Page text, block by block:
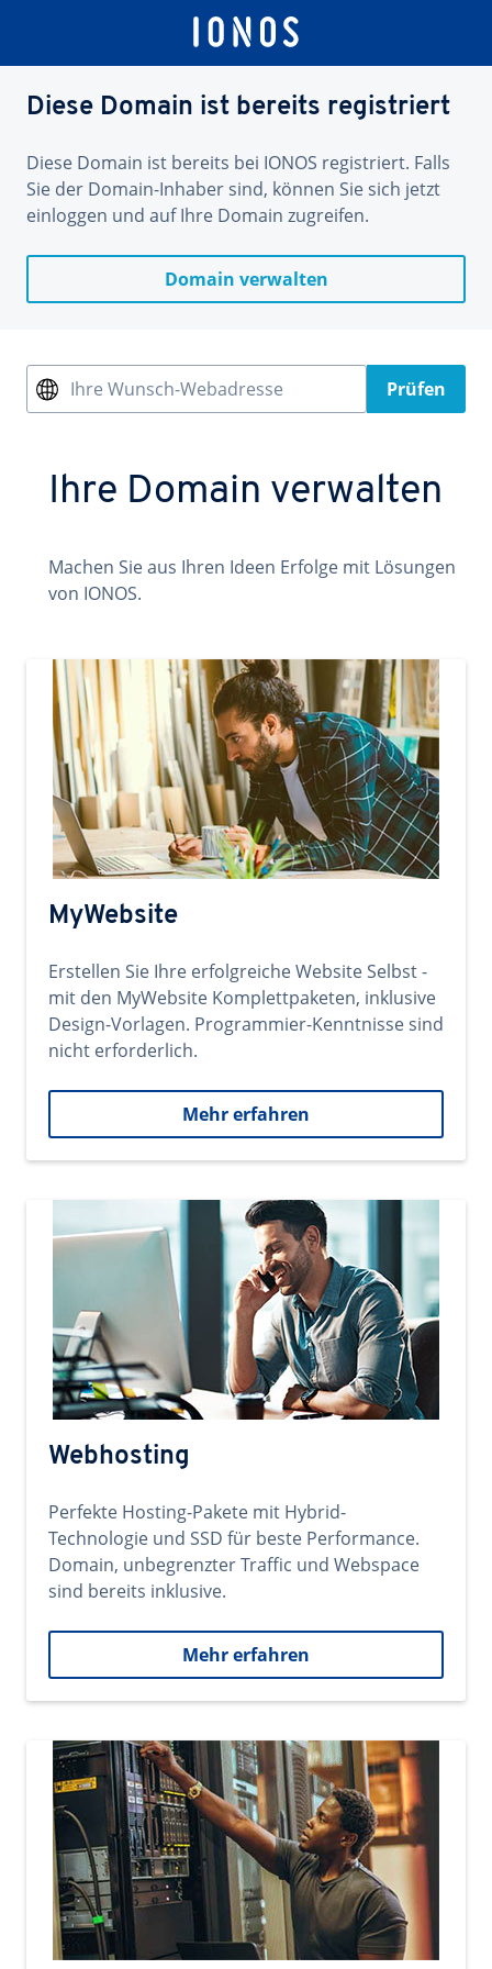
Diese Domain ist bereits registriert
Diese Domain ist bereits bei IONOS registriert. Falls
Sie der Domain-Inhaber sind, können Sie sich jetzt
einloggen und auf Ihre Domain zugreifen.
Domain verwalten
Ihre Wunsch-Webadresse Prüfen
Ihre Domain verwalten
Machen Sie aus Ihren Ideen Erfolge mit Lösungen
von IONOS.
MyWebsite
Erstellen Sie Ihre erfolgreiche Website Selbst -
mit den MyWebsite Komplettpaketen, inklusive
Design-Vorlagen. Programmier-Kenntnisse sind
nicht erforderlich.
Mehr erfahren
Webhosting
Perfekte Hosting-Pakete mit Hybrid-
Technologie und SSD für beste Performance.
Domain, unbegrenzter Traffic und Webspace
sind bereits inklusive.
Mehr erfahren